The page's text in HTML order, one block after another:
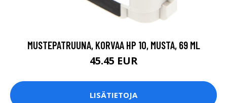
MUSTEPATRUUNA, KORVAA HP 10, MUSTA, 69 ML
45.45 EUR
LISÄTIETOJA